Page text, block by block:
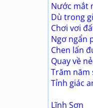
Nước mắt
Dù trong
Chơi vơi
Ngơ ngẩn
Chen lấn
Quay về
Trăm năm
Tỉnh giác
Lĩnh Sơn